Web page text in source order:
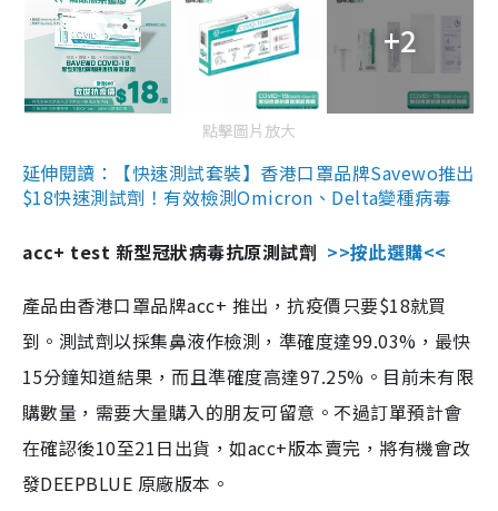
+2
點擊圖片放大
延伸閱讀：【快速測試套裝】香港口罩品牌Savewo推出
$18快速測試劑！有效檢測Omicron、Delta變種病毒
acc+ test 新型冠狀病毒抗原測試劑 >>按此選購<<
產品由香港口罩品牌acc+ 推出，抗疫價只要$18就買
到。測試劑以採集鼻液作檢測，準確度達99.03%，最快
15分鐘知道結果，而且準確度高達97.25%。目前未有限
購數量，需要大量購入的朋友可留意。不過訂單預計會
在確認後10至21日出貨，如acc+版本賣完，將有機會改
發DEEPBLUE 原廠版本。